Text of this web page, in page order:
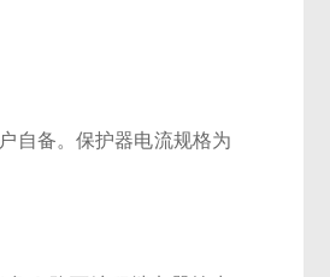
自备。保护器电流规格为